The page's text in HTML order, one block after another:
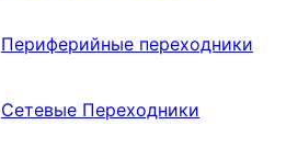
Периферийные переходники
Сетевые Переходники